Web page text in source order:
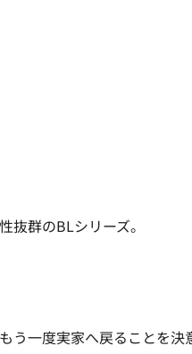
抜群のBLシリーズ。
う一度実家へ戻ることを決